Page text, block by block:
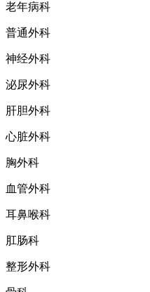
老年病科
普通外科
神经外科
泌尿外科
肝胆外科
心脏外科
胸外科
血管外科
耳鼻喉科
肛肠科
整形外科